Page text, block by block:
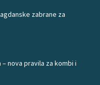
zabrane za
nova pravila za kombi i